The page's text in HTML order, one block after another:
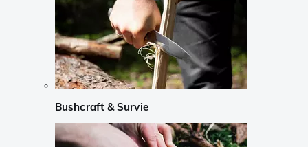
Bushcraft & Survie